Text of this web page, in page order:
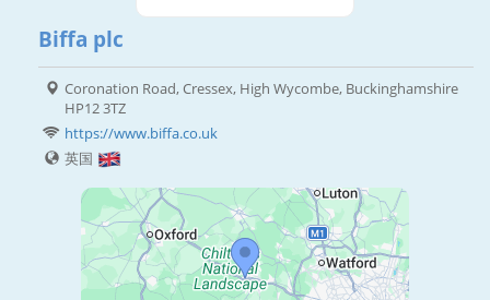
Biffa plc
Coronation Road, Cressex, High Wycombe, Buckinghamshire
HP12 3TZ
https://www.biffa.co.uk
英国